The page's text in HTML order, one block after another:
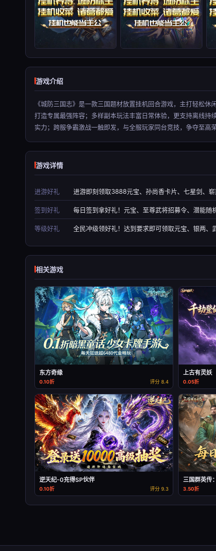
游戏介绍
《城防三国志》是一款三国题材放置挂机回合游戏，主打轻松
打造专属最强阵容；多样副本玩法丰富日常体验，更支持离线
实力；跨服争霸激战一触即发，与全服玩家同台竞技，争夺至高
游戏详情
进游好礼 进游即刻领取3888元宝、孙尚香卡片、七星剑、崭
签到好礼 每日签到拿好礼！元宝、至尊武将招募令、潜能随
等级好礼 全民冲级领好礼！达到要求即可领取元宝、银两、
相关游戏
东方奇缘
0.10折 评分 8.4
上古有灵妖
0.05折
逆天纪-0充得SP伙伴
0.10折 评分 9.3
三国群英传
3.50折